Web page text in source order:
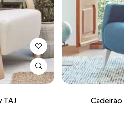
TAJ Cadeirão